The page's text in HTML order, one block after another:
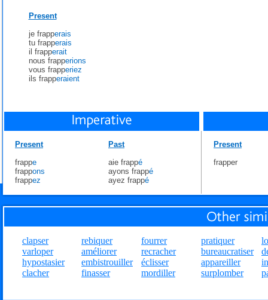
Present
je frapperais
tu frapperais
il frapperait
nous frapperions
vous frapperiez
ils frapperaient
Present
frappe
frappons
frappez
Past
aie frappé
ayons frappé
ayez frappé
Present
frapper
clapser
varloper
hypostasier
clacher
rebiquer
améliorer
embistrouiller
finasser
fourrer
recracher
éclisser
mordiller
pratiquer
bureaucratiser
appareiller
surplomber